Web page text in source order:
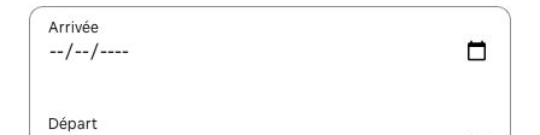
Arrivée
Départ